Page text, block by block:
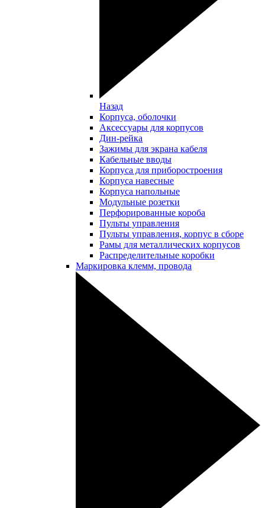
Назад
Корпуса, оболочки
Аксессуары для корпусов
Дин-рейка
Зажимы для экрана кабеля
Кабельные вводы
Корпуса для приборостроения
Корпуса навесные
Корпуса напольные
Модульные розетки
Перфорированные короба
Пульты управления
Пульты управления, корпус в сборе
Рамы для металлических корпусов
Распределительные коробки
Маркировка клемм, провода